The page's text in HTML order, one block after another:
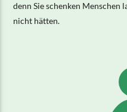
denn Sie schenken Menschen
nicht hätten.